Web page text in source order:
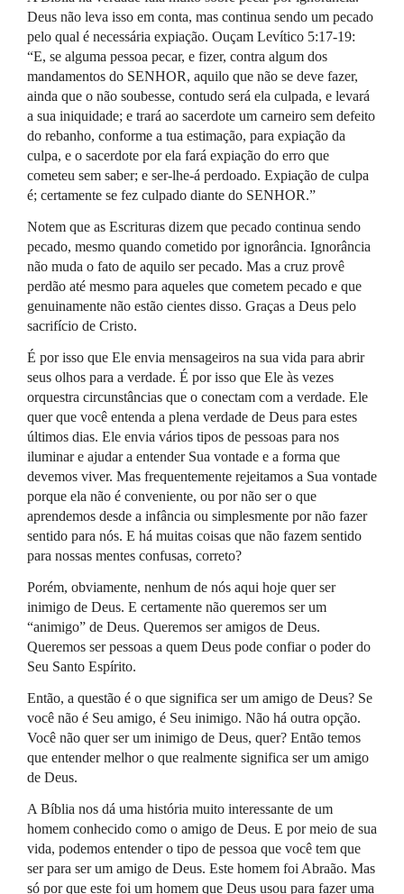
Deus não leva isso em conta, mas continua sendo um pecado
pelo qual é necessária expiação. Ouçam Levítico 5:17-19:
“E, se alguma pessoa pecar, e fizer, contra algum dos
mandamentos do SENHOR, aquilo que não se deve fazer,
ainda que o não soubesse, contudo será ela culpada, e levará
a sua iniquidade; e trará ao sacerdote um carneiro sem defeito
do rebanho, conforme a tua estimação, para expiação da
culpa, e o sacerdote por ela fará expiação do erro que
cometeu sem saber; e ser-lhe-á perdoado. Expiação de culpa
é; certamente se fez culpado diante do SENHOR.”
Notem que as Escrituras dizem que pecado continua sendo
pecado, mesmo quando cometido por ignorância. Ignorância
não muda o fato de aquilo ser pecado. Mas a cruz provê
perdão até mesmo para aqueles que cometem pecado e que
genuinamente não estão cientes disso. Graças a Deus pelo
sacrifício de Cristo.
É por isso que Ele envia mensageiros na sua vida para abrir
seus olhos para a verdade. É por isso que Ele às vezes
orquestra circunstâncias que o conectam com a verdade. Ele
quer que você entenda a plena verdade de Deus para estes
últimos dias. Ele envia vários tipos de pessoas para nos
iluminar e ajudar a entender Sua vontade e a forma que
devemos viver. Mas frequentemente rejeitamos a Sua vontade
porque ela não é conveniente, ou por não ser o que
aprendemos desde a infância ou simplesmente por não fazer
sentido para nós. E há muitas coisas que não fazem sentido
para nossas mentes confusas, correto?
Porém, obviamente, nenhum de nós aqui hoje quer ser
inimigo de Deus. E certamente não queremos ser um
“animigo” de Deus. Queremos ser amigos de Deus.
Queremos ser pessoas a quem Deus pode confiar o poder do
Seu Santo Espírito.
Então, a questão é o que significa ser um amigo de Deus? Se
você não é Seu amigo, é Seu inimigo. Não há outra opção.
Você não quer ser um inimigo de Deus, quer? Então temos
que entender melhor o que realmente significa ser um amigo
de Deus.
A Bíblia nos dá uma história muito interessante de um
homem conhecido como o amigo de Deus. E por meio de sua
vida, podemos entender o tipo de pessoa que você tem que
ser para ser um amigo de Deus. Este homem foi Abraão. Mas
só por que este foi um homem que Deus usou para fazer uma